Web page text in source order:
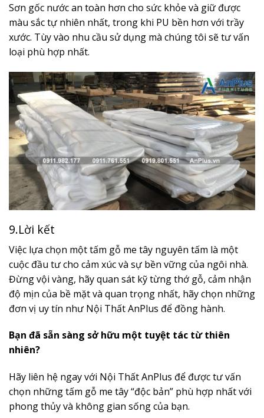
Sơn gốc nước an toàn hơn cho sức khỏe và giữ được
màu sắc tự nhiên nhất, trong khi PU bền hơn với trầy
xước. Tùy vào nhu cầu sử dụng mà chúng tôi sẽ tư vấn
loại phù hợp nhất.
9.Lời kết
Việc lựa chọn một tấm gỗ me tây nguyên tấm là một
cuộc đầu tư cho cảm xúc và sự bền vững của ngôi nhà.
Đừng vội vàng, hãy quan sát kỹ từng thớ gỗ, cảm nhận
độ mịn của bề mặt và quan trọng nhất, hãy chọn những
đơn vị uy tín như Nội Thất AnPlus để đồng hành.
Bạn đã sẵn sàng sở hữu một tuyệt tác từ thiên
nhiên?
Hãy liên hệ ngay với Nội Thất AnPlus để được tư vấn
chọn những tấm gỗ me tây “độc bản” phù hợp nhất với
phong thủy và không gian sống của bạn.